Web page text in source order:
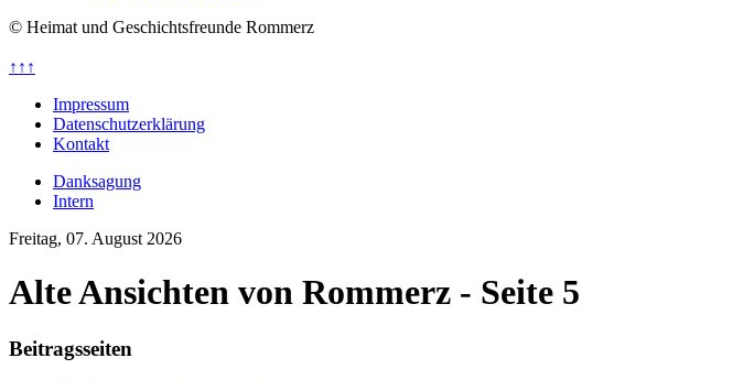
© Heimat und Geschichtsfreunde Rommerz
↑↑↑
Impressum
Datenschutzerklärung
Kontakt
Danksagung
Intern
Freitag, 07. August 2026
Alte Ansichten von Rommerz - Seite 5
Beitragsseiten